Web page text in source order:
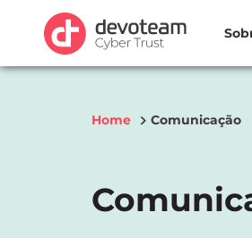
Home Comunicação